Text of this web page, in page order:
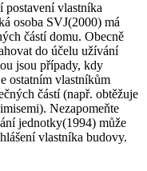
postavení vlastníka
osoba SVJ(2000) má
částí domu. Obecně
do účelu užívání
jsou případy, kdy
ostatním vlastníkům
částí (např. obtěžuje
Nezapomeňte
jednotky(1994) může
vlastníka budovy.